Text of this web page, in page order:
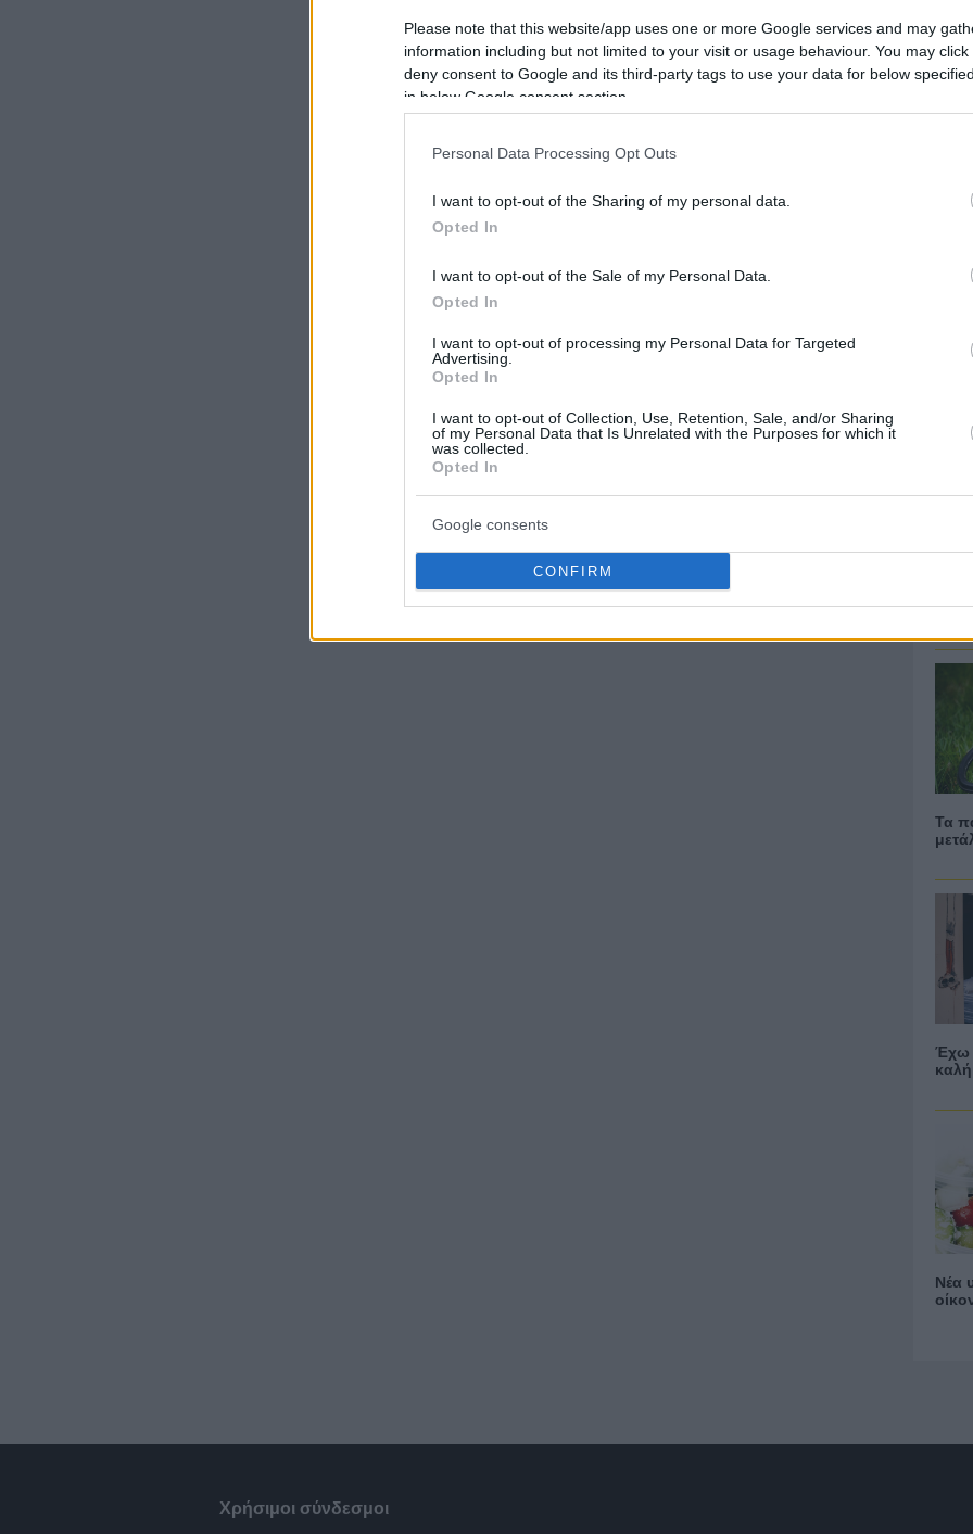
Please note that this website/app uses one or more Google services and may
information including but not limited to your visit or usage behaviour. You may
deny consent to Google and its third-party tags to use your data for below
in below Google consent section.
Personal Data Processing Opt Outs
I want to opt-out of the Sharing of my personal data.
Opted In
I want to opt-out of the Sale of my Personal Data.
Opted In
I want to opt-out of processing my Personal Data for Targeted
Advertising.
Opted In
I want to opt-out of Collection, Use, Retention, Sale, and/or Sharing
of my Personal Data that Is Unrelated with the Purposes for which it
was collected.
Opted In
Google consents
CONFIRM
Τα
Έχω
Νέα
Χρήσιμοι σύνδεσμοι